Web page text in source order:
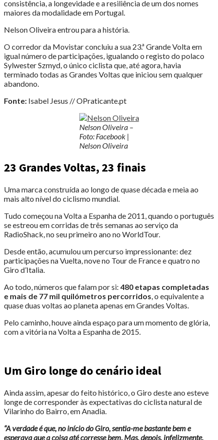
consistência, a longevidade e a resiliência de um dos nomes
maiores da modalidade em Portugal.
Nelson Oliveira entrou para a história.
O corredor da Movistar concluiu a sua 23.ª Grande Volta em
igual número de participações, igualando o registo do polaco
Sylwester Szmyd, o único ciclista que, até agora, havia
terminado todas as Grandes Voltas que iniciou sem qualquer
abandono.
Fonte: Isabel Jesus // OPraticante.pt
Nelson Oliveira –
Foto: Facebook |
Nelson Oliveira
23 Grandes Voltas, 23 finais
Uma marca construída ao longo de quase década e meia ao
mais alto nível do ciclismo mundial.
Tudo começou na Volta a Espanha de 2011, quando o português
se estreou em corridas de três semanas ao serviço da
RadioShack, no seu primeiro ano no WorldTour.
Desde então, acumulou um percurso impressionante: dez
participações na Vuelta, nove no Tour de France e quatro no
Giro d’Italia.
Ao todo, números que falam por si: 480 etapas completadas
e mais de 77 mil quilómetros percorridos, o equivalente a
quase duas voltas ao planeta apenas em Grandes Voltas.
Pelo caminho, houve ainda espaço para um momento de glória,
com a vitória na Volta a Espanha de 2015.
Um Giro longe do cenário ideal
Ainda assim, apesar do feito histórico, o Giro deste ano esteve
longe de corresponder às expectativas do ciclista natural de
Vilarinho do Bairro, em Anadia.
“A verdade é que, no início do Giro, sentia-me bastante bem e
esperava que a coisa até corresse bem. Mas, depois, infelizmente,